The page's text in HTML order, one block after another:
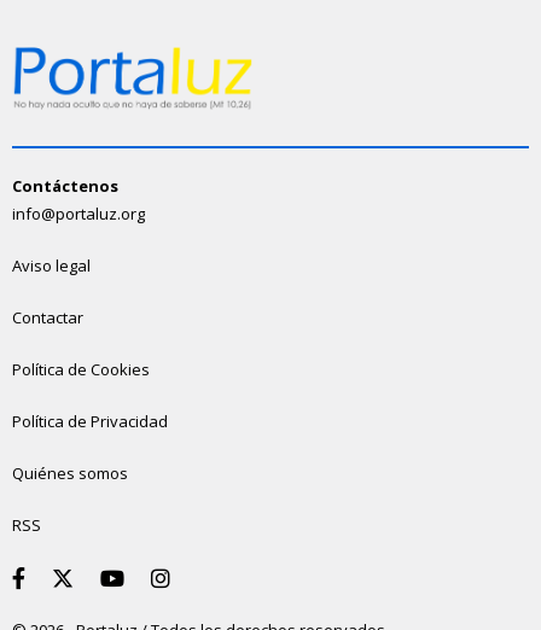
Contáctenos
info@portaluz.org
Aviso legal
Contactar
Política de Cookies
Política de Privacidad
Quiénes somos
RSS